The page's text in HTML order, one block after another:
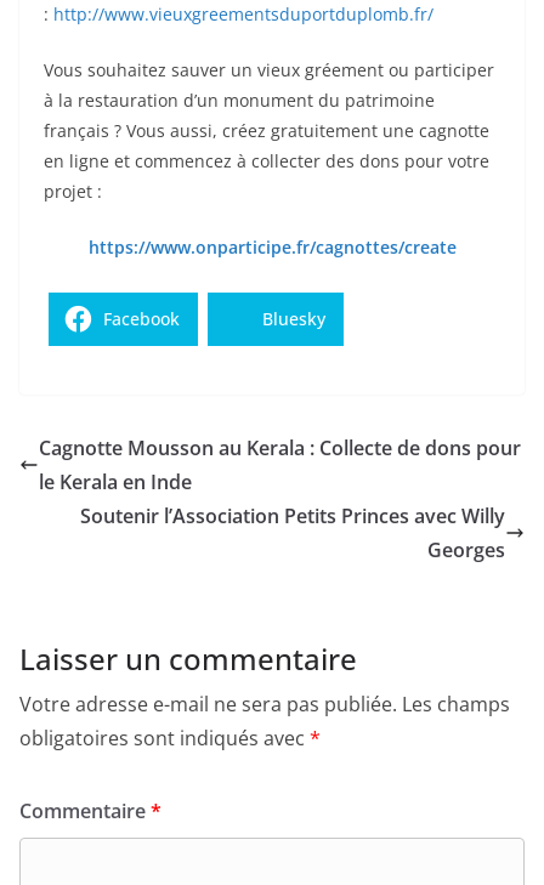
: http://www.vieuxgreementsduportduplomb.fr/
Vous souhaitez sauver un vieux gréement ou participer
à la restauration d’un monument du patrimoine
français ? Vous aussi, créez gratuitement une cagnotte
en ligne et commencez à collecter des dons pour votre
projet :
https://www.onparticipe.fr/cagnottes/create
Facebook Bluesky
Cagnotte Mousson au Kerala : Collecte de dons pour
le Kerala en Inde
Soutenir l’Association Petits Princes avec Willy
Georges
Laisser un commentaire
Votre adresse e-mail ne sera pas publiée. Les champs
obligatoires sont indiqués avec *
Commentaire*